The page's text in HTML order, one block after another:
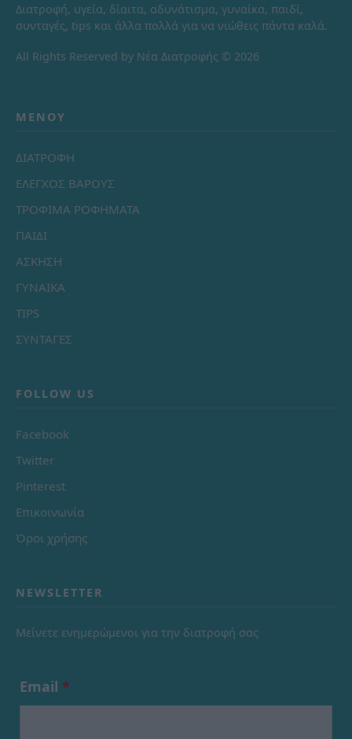
Διατροφή, υγεία, δίαιτα, αδυνάτισμα, γυναίκα, παιδί,
συνταγές, tips και άλλα πολλά για να νιώθεις πάντα καλά.
All Rights Reserved by Νέα Διατροφής © 2026
ΜΕΝΟΎ
ΔΙΑΤΡΟΦΗ
ΕΛΕΓΧΟΣ ΒΑΡΟΥΣ
ΤΡΟΦΙΜΑ ΡΟΦΗΜΑΤΑ
ΠΑΙΔΙ
ΑΣΚΗΣΗ
ΓΥΝΑΙΚΑ
TIPS
ΣΥΝΤΑΓΕΣ
FOLLOW US
Facebook
Twitter
Pinterest
Επικοινωνία
Όροι χρήσης
NEWSLETTER
Μείνετε ενημερώμενοι για την διατροφή σας
Email *